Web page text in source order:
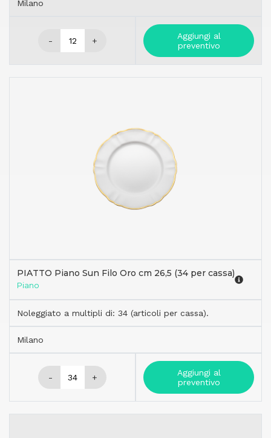
Milano
- +
Aggiungi al
preventivo
PIATTO Piano Sun Filo Oro cm 26,5 (34 per cassa)
Piano
Noleggiato a multipli di: 34 (articoli per cassa).
Milano
- +
Aggiungi al
preventivo